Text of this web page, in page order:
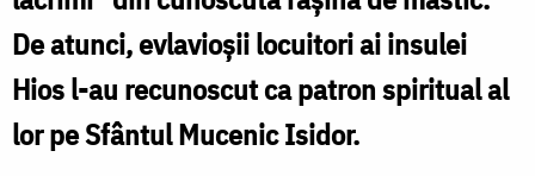
Mucenic
De atunci, evlavioșii locuitori ai insulei
Hios l-au recunoscut ca patron spiritual al
lor pe Sfântul Mucenic Isidor.